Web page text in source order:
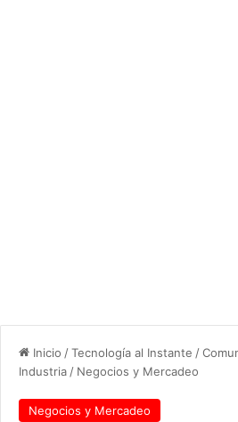
Inicio /Tecnología al Instante /
Industria / Negocios y Mercadeo
Negocios y Mercadeo